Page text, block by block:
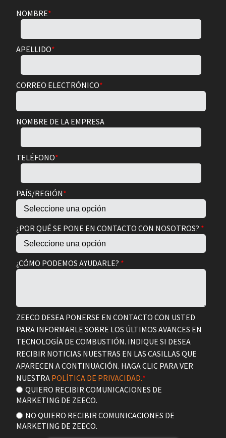
NOMBRE*
APELLIDO*
CORREO ELECTRÓNICO*
NOMBRE DE LA EMPRESA
TELÉFONO*
PAÍS/REGIÓN*
¿POR QUÉ SE PONE EN CONTACTO CON NOSOTROS? *
¿CÓMO PODEMOS AYUDARLE? *
ZEECO DESEA PONERSE EN CONTACTO CON USTED
PARA INFORMARLE SOBRE LOS ÚLTIMOS AVANCES EN
TECNOLOGÍA DE COMBUSTIÓN. INDIQUE SI DESEA
RECIBIR NOTICIAS NUESTRAS EN LAS CASILLAS QUE
APARECEN A CONTINUACIÓN. HAGA CLIC PARA VER
NUESTRA POLÍTICA DE PRIVACIDAD.*
QUIERO RECIBIR COMUNICACIONES DE
MARKETING DE ZEECO.
NO QUIERO RECIBIR COMUNICACIONES DE
MARKETING DE ZEECO.